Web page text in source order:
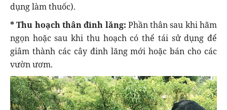
dụng làm thuốc).
* Thu hoạch thân đinh lăng: Phần thân sau khi hãm
ngọn hoặc sau khi thu hoạch có thể tái sử dụng để
giâm thành các cây đinh lăng mới hoặc bán cho các
vườn ươm.